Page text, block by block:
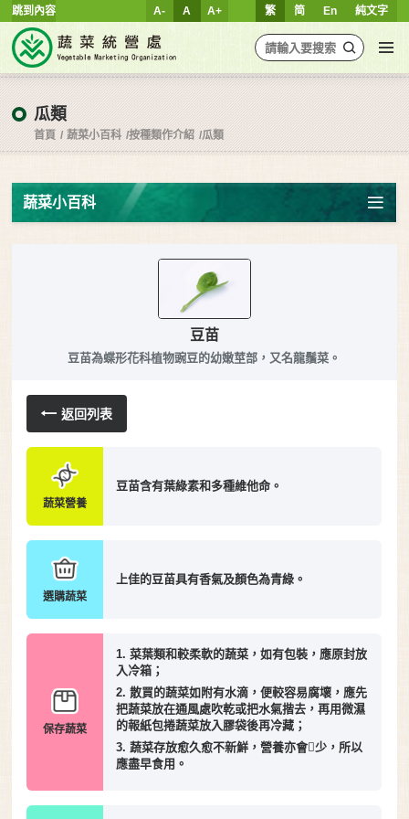
跳到內容 繁 简 En 純文字
A- A A+
瓜類
首頁 蔬菜小百科 按種類作介紹 瓜類
蔬菜小百科
豆苗
豆苗為蝶形花科植物豌豆的幼嫩莖部，又名龍鬚菜。
返回列表
蔬菜營養
豆苗含有葉綠素和多種維他命。
選購蔬菜
上佳的豆苗具有香氣及顏色為青綠。
保存蔬菜
1. 菜葉類和較柔軟的蔬菜，如有包裝，應原封放
入冷箱；
2. 散買的蔬菜如附有水滴，便較容易腐壞，應先
把蔬菜放在通風處吹乾或把水氣揩去，再用微濕
的報紙包捲蔬菜放入膠袋後再冷藏；
3. 蔬菜存放愈久愈不新鮮，營養亦會少，所以
應盡早食用。